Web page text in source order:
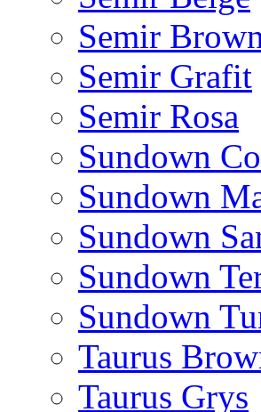
Semir
Semir Grafit
Semir Rosa
Sundown
Sundown
Sundown
Sundown
Sundown
Taurus
Taurus Grys